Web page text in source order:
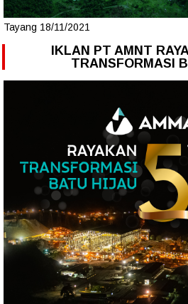
Tayang 18/11/2021
IKLAN PT AMNT
TRANSFORMASI